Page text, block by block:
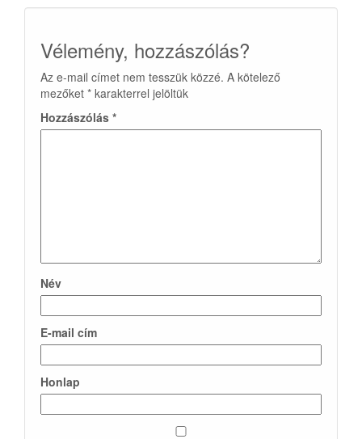
Vélemény, hozzászólás?
Az e-mail címet nem tesszük közzé. A kötelező
mezőket * karakterrel jelöltük
Hozzászólás *
Név
E-mail cím
Honlap